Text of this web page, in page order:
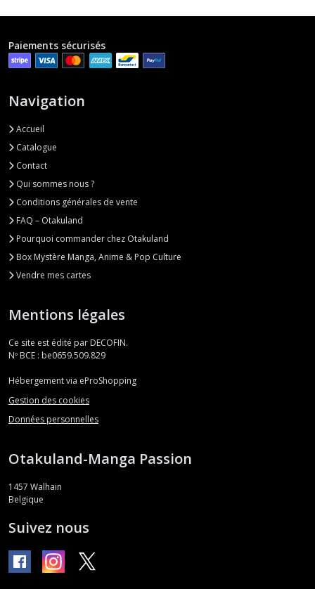
Paiements sécurisés
Navigation
Accueil
Catalogue
Contact
Qui sommes nous ?
Conditions générales de vente
FAQ – Otakuland
Pourquoi commander chez Otakuland
Box Mystère Manga, Anime & Pop Culture
Vendre mes cartes
Mentions légales
Ce site est édité par DECOFIN.
Nº BCE : be0659.509.829
Hébergement via eProShopping
Gestion des cookies
Données personnelles
Otakuland-Manga Passion
1457 Walhain
Belgique
Suivez nous